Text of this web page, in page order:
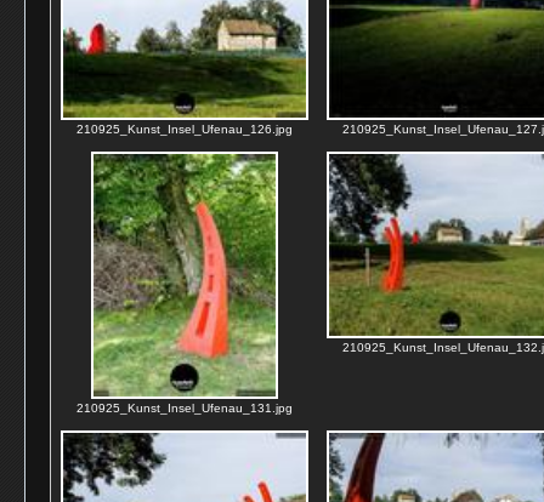
210925_Kunst_Insel_Ufenau_126.jpg
210925_Kunst_Insel_Ufenau_131.jpg